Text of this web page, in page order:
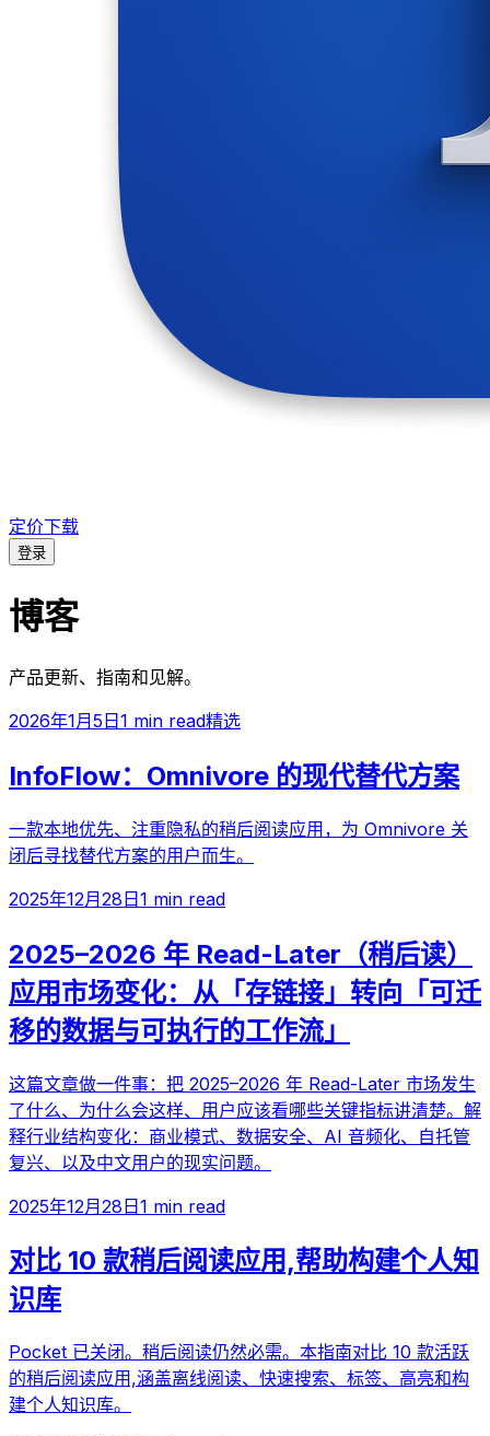
定价下载
登录
博客
产品更新、指南和见解。
2026年1月5日1 min read精选
InfoFlow：Omnivore 的现代替代方案
一款本地优先、注重隐私的稍后阅读应用，为 Omnivore 关
闭后寻找替代方案的用户而生。
2025年12月28日1 min read
2025–2026 年 Read-Later（稍后读）
应用市场变化：从「存链接」转向「可迁
移的数据与可执行的工作流」
这篇文章做一件事：把 2025–2026 年 Read-Later 市场发生
了什么、为什么会这样、用户应该看哪些关键指标讲清楚。解
释行业结构变化：商业模式、数据安全、AI 音频化、自托管
复兴、以及中文用户的现实问题。
2025年12月28日1 min read
对比 10 款稍后阅读应用,帮助构建个人知
识库
Pocket 已关闭。稍后阅读仍然必需。本指南对比 10 款活跃
的稍后阅读应用,涵盖离线阅读、快速搜索、标签、高亮和构
建个人知识库。